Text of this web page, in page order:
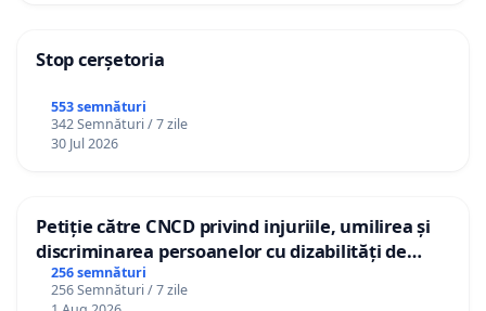
Stop cerșetoria
553 semnături
342 Semnături / 7 zile
30 Jul 2026
Petiție către CNCD privind injuriile, umilirea și
discriminarea persoanelor cu dizabilități de
către utilizatorul TikTok „Gorici”
256 semnături
256 Semnături / 7 zile